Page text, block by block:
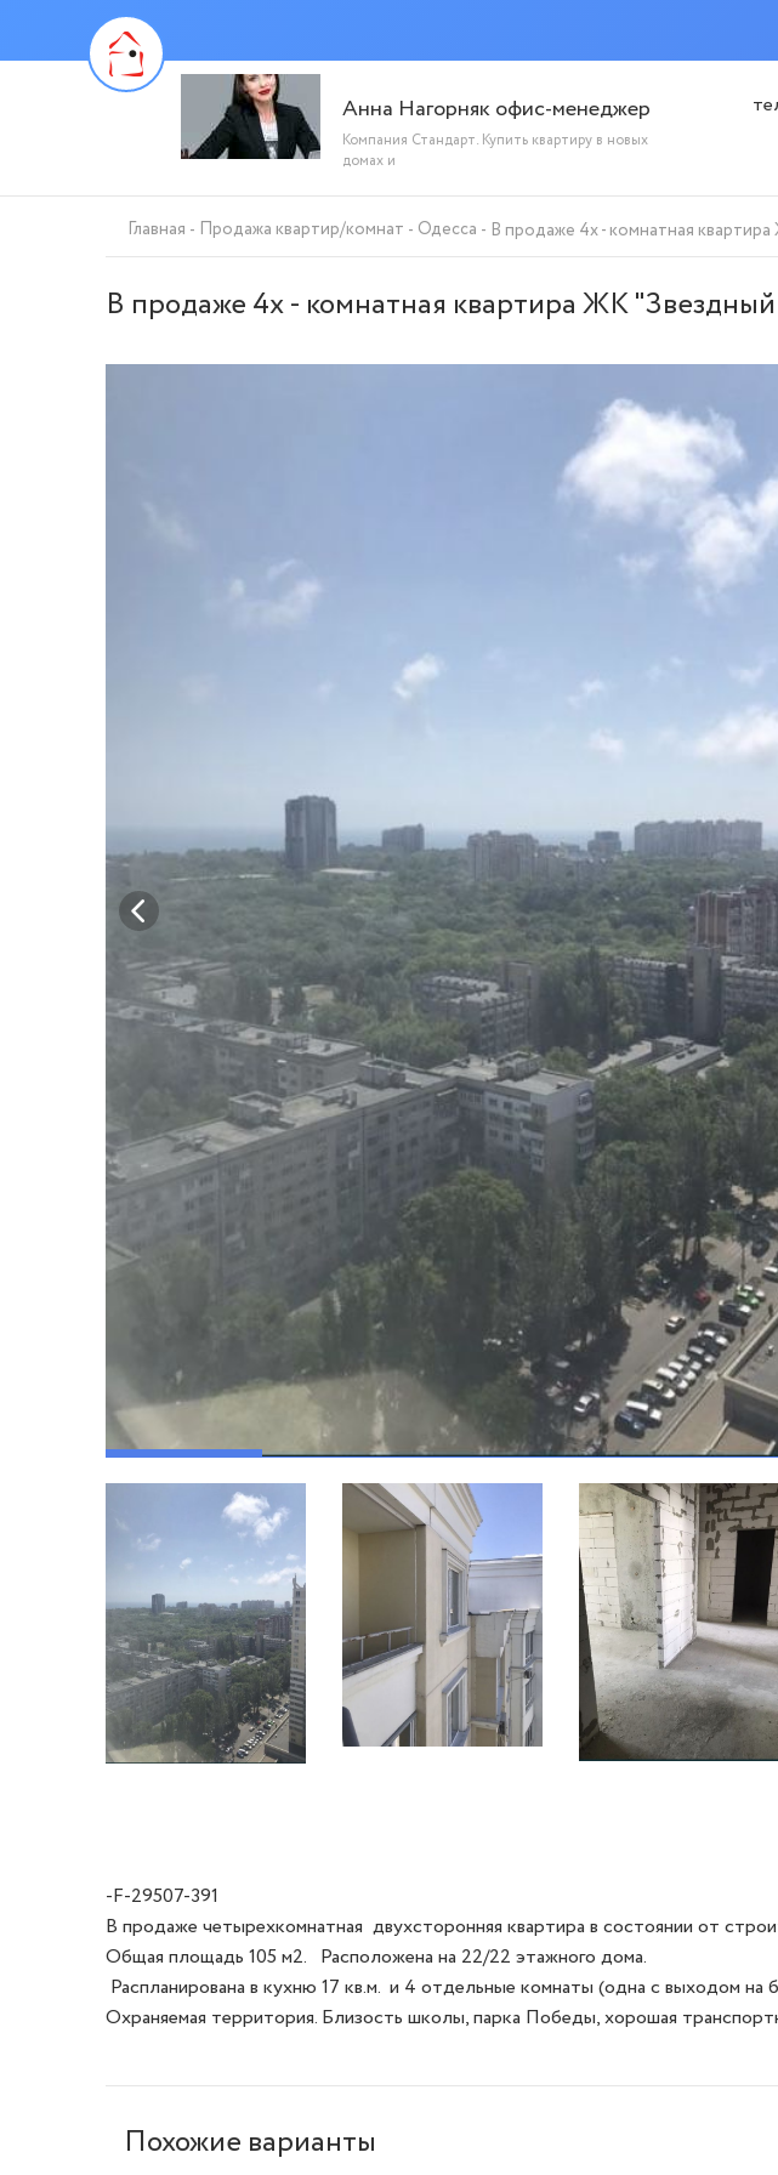
Анна Нагорняк офис-менеджер
Компания Стандарт. Купить квартиру в новых
домах и
Главная Продажа квартир/комнат Одесса В продаже 4х - комнатная
В продаже 4х - комнатная квартира ЖК
-F-29507-391
В продаже четырехкомнатная  двухсторонняя квартира в состоянии от
Общая площадь 105 м2.   Расположена на 22/22 этажного дома.
Охраняемая территория. Близость школы, парка Победы, хорошая
Похожие варианты